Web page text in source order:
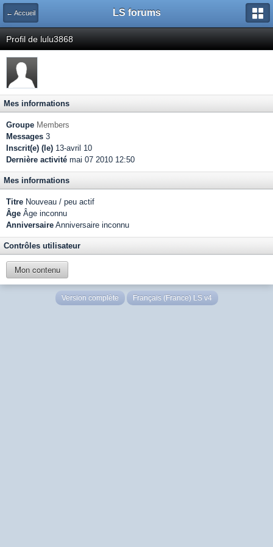
← Accueil LS forums
Profil de lulu3868
Mes informations
Groupe Members
Messages 3
Inscrit(e) (le) 13-avril 10
Dernière activité mai 07 2010 12:50
Mes informations
Titre Nouveau / peu actif
Âge Âge inconnu
Anniversaire Anniversaire inconnu
Contrôles utilisateur
Mon contenu
Version complète Français (France) LS v4